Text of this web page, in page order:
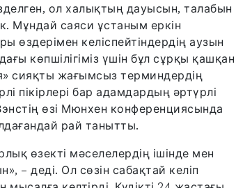
ол халықтың дауысын, талабын
Мұндай саяси ұстаным еркін
өздерімен келіспейтіндердің аузын
көпшілігіміз үшін бұл сұрқы қашқан
сияқты жағымсыз терминдердің
пікірлері бар адамдардың әртүрлі
өзі Мюнхен конференциясында
рай танытты.
өзекті мәселелердің ішінде мен
– деді. Ол сөзін сабақтай келіп